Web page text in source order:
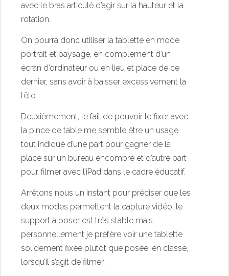
avec le bras articulé d’agir sur la hauteur et la
rotation.
On pourra donc utiliser la tablette en mode
portrait et paysage, en complément d’un
écran d’ordinateur ou en lieu et place de ce
dernier, sans avoir à baisser excessivement la
tête.
Deuxièmement, le fait de pouvoir le fixer avec
la pince de table me semble être un usage
tout indiqué d’une part pour gagner de la
place sur un bureau encombré et d’autre part
pour filmer avec l’iPad dans le cadre éducatif.
Arrêtons nous un instant pour préciser que les
deux modes permettent la capture vidéo, le
support à poser est très stable mais
personnellement je préfère voir une tablette
solidement fixée plutôt que posée, en classe,
lorsqu’il s’agit de filmer…